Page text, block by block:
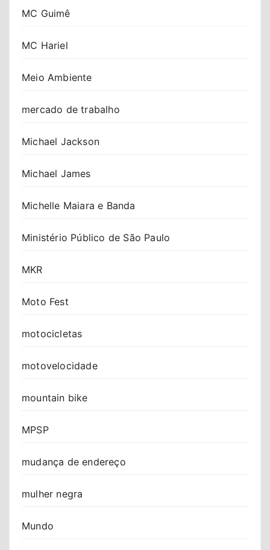
MC Guimê
MC Hariel
Meio Ambiente
mercado de trabalho
Michael Jackson
Michael James
Michelle Maiara e Banda
Ministério Público de São Paulo
MKR
Moto Fest
motocicletas
motovelocidade
mountain bike
MPSP
mudança de endereço
mulher negra
Mundo